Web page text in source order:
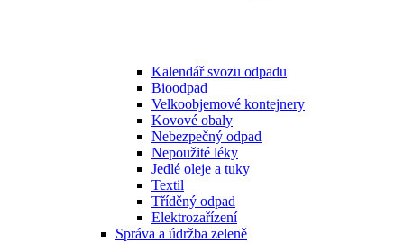
Kalendář svozu odpadu
Bioodpad
Velkoobjemové kontejnery
Kovové obaly
Nebezpečný odpad
Nepoužité léky
Jedlé oleje a tuky
Textil
Tříděný odpad
Elektrozařízení
Správa a údržba zeleně